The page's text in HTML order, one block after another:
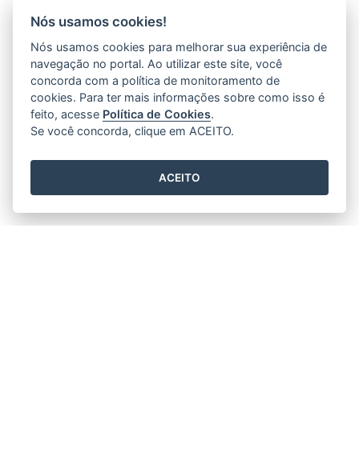
Nós usamos cookies!
Nós usamos cookies para melhorar sua experiência de
navegação no portal. Ao utilizar este site, você
concorda com a política de monitoramento de
cookies. Para ter mais informações sobre como isso é
feito, acesse Política de Cookies.
Se você concorda, clique em ACEITO.
ACEITO